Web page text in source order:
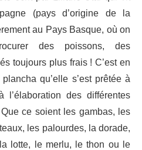
(pays d’origine de la
au Pays Basque, où on
des poissons, des
toujours plus frais ! C’est en
qu’elle s’est prêtée à
l’élaboration des différentes
ce soient les gambas, les
les palourdes, la dorade,
lotte, le merlu, le thon ou le